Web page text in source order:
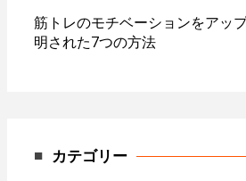
筋トレのモチベーションをアッ
明された7つの方法
カテゴリー